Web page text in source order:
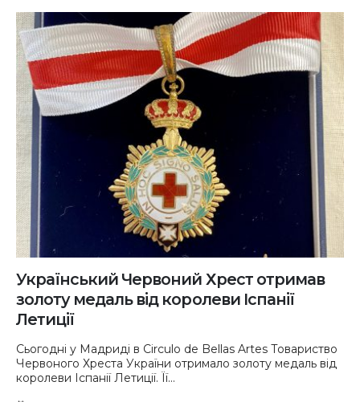
Український Червоний Хрест отримав
золоту медаль від королеви Іспанії
Летиції
Сьогодні у Мадриді в Circulo de Bellas Artes Товариство
Червоного Хреста України отримало золоту медаль від
королеви Іспанії Летиції. Її...